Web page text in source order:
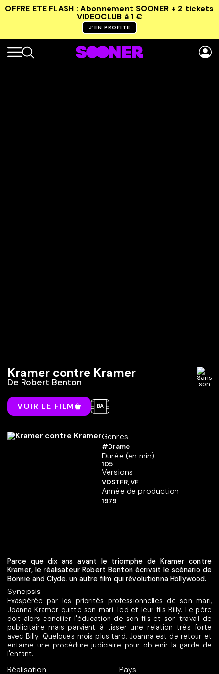
OFFRE ETE FLASH : Abonnement SOONER + 2 tickets
VIDEOCLUB à 1 €
J’EN PROFITE
Kramer contre Kramer
De Robert Benton
VOIR LE FILM
Genres
#Drame
Durée (en min)
105
Versions
VOSTFR, VF
Année de production
1979
Parce que dix ans avant le triomphe de Kramer contre
Kramer, le réalisateur Robert Benton écrivait le scénario de
Bonnie and Clyde, un autre film qui révolutionna Hollywood.
Synopsis
Exaspérée par les priorités professionnelles de son mari,
Joanna Kramer quitte son mari Ted et leur fils Billy. Le père
doit alors concilier l'éducation de son fils et son travail de
publicitaire mais parvient à tisser une relation très forte
avec Billy. Quelques mois plus tard, Joanna est de retour et
entame une procédure judiciaire pour obtenir la garde de
l'enfant.
Réalisation Pays